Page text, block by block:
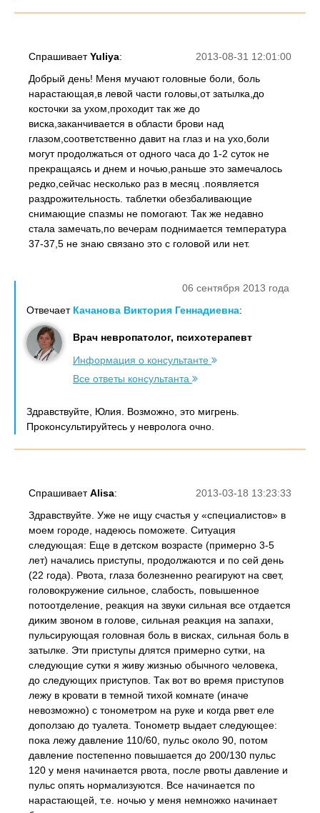
2013-08-31 12:01:00
СпрашиваетYuliya:
Добрый день! Меня мучают головные боли, боль
нарастающая,в левой части головы,от затылка,до
косточки за ухом,проходит так же до
виска,заканчивается в области брови над
глазом,соответственно давит на глаз и на ухо,боли
могут продолжаться от одного часа до 1-2 суток не
прекращаясь и днем и ночью,раньше это замечалось
редко,сейчас несколько раз в месяц .появляется
раздрожительность. таблетки обезбаливающие
снимающие спазмы не помогают. Так же недавно
стала замечать,по вечерам поднимается температура
37-37,5 не знаю связано это с головой или нет.
06 сентября 2013 года
Отвечает Качанова Виктория Геннадиевна:
Врач невропатолог, психотерапевт
Информация о консультанте
Все ответы консультанта
Здравствуйте, Юлия. Возможно, это мигрень.
Проконсультируйтесь у невролога очно.
2013-03-18 13:23:33
СпрашиваетAlisa:
Здравствуйте. Уже не ищу счастья у «специалистов» в
моем городе, надеюсь поможете. Ситуация
следующая: Еще в детском возрасте (примерно 3-5
лет) начались приступы, продолжаются и по сей день
(22 года). Рвота, глаза болезненно реагируют на свет,
головокружение сильное, слабость, повышенное
потоотделение, реакция на звуки сильная все отдается
диким звоном в голове, сильная реакция на запахи,
пульсирующая головная боль в висках, сильная боль в
затылке. Эти приступы длятся примерно сутки, на
следующие сутки я живу жизнью обычного человека,
до следующих приступов. Так вот во время приступов
лежу в кровати в темной тихой комнате (иначе
невозможно) с тонометром на руке и когда рвет еле
доползаю до туалета. Тонометр выдает следующее:
пока лежу давление 110/60, пульс около 90, потом
давление постепенно повышается до 200/130 пульс
120 у меня начинается рвота, после рвоты давление и
пульс опять нормализуются. Все начинается по
нарастающей, т.е. ночью у меня немножко начинает